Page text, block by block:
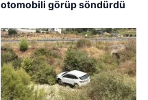
otomobili görüp söndürdü